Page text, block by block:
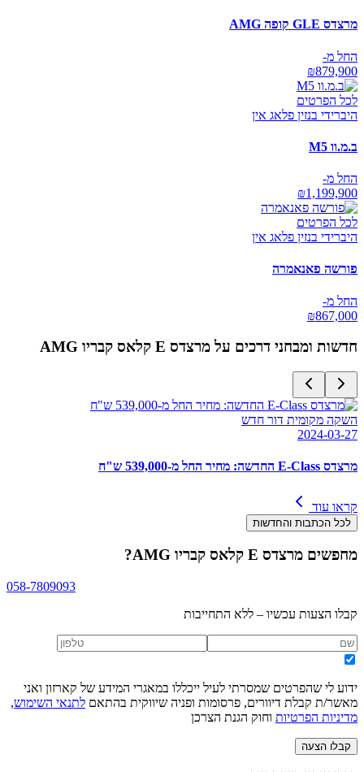
מרצדס GLE קופה AMG
החל מ-
₪879,900
לכל הפרטים
היברידי בנזין פלאג אין
ב.מ.וו M5
החל מ-
₪1,199,900
לכל הפרטים
היברידי בנזין פלאג אין
פורשה פאנאמרה
החל מ-
₪867,000
חדשות ומבחני דרכים על מרצדס E קלאס קבריו AMG
השקה מקומית דור חדש
2024-03-27
מרצדס E-Class החדשה: מחיר החל מ-539,000 ש"ח
קראו עוד
לכל הכתבות והחדשות
מחפשים מרצדס E קלאס קבריו AMG ?
058-7809093
קבלו הצעות עכשיו – ללא התחייבות
ידוע לי שהפרטים שמסרתי לעיל ייכללו במאגרי המידע של קארזון ואני
מאשר/ת קבלת דיוורים, פרסומות ופניה שיווקית בהתאם לתנאי השימוש,
מדיניות הפרטיות וחוק הגנת הצרכן
קבלו הצעה